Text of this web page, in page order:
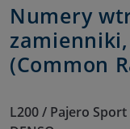
Numery
(Common
L200 / Pajero